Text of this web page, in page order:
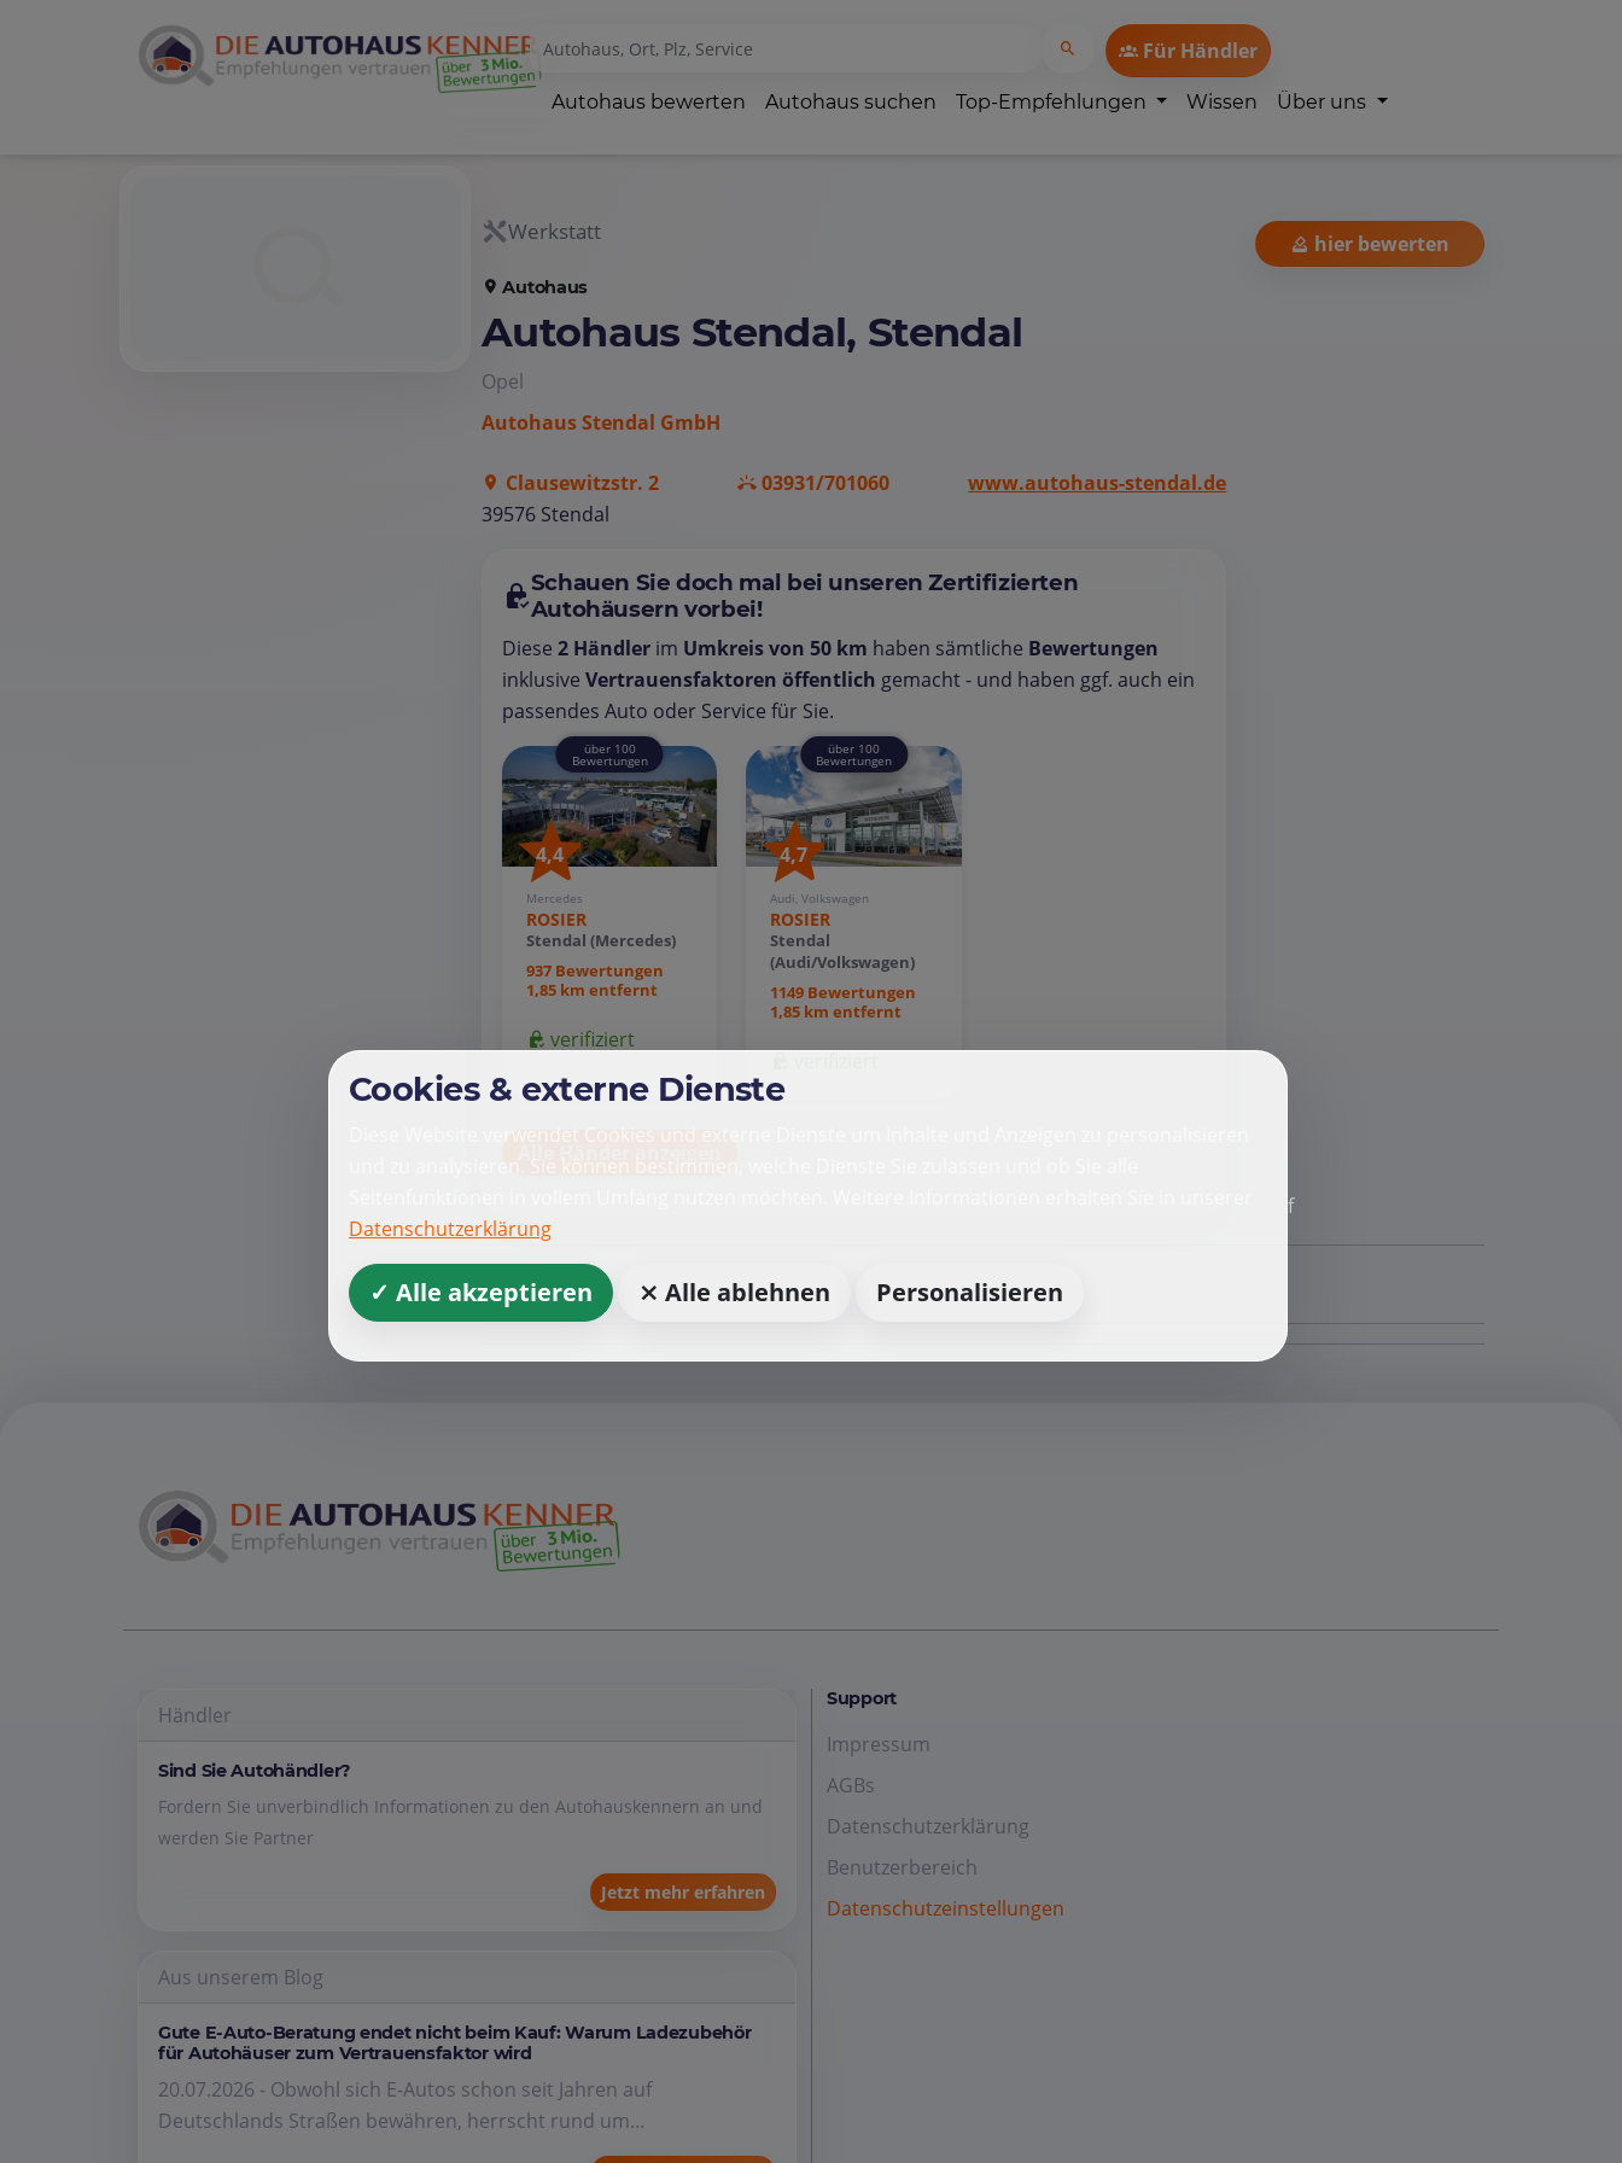
Für Händler
Autohaus bewerten Autohaus suchen Top-Empfehlungen Wissen Über uns
Werkstatt
Autohaus
Autohaus Stendal, Stendal
Opel
Autohaus Stendal GmbH
Clausewitzstr. 2
39576 Stendal
03931/701060 www.autohaus-stendal.de
Schauen Sie doch mal bei unseren Zertifizierten
Autohäusern vorbei!
Diese 2 Händler im Umkreis von 50 km haben sämtliche Bewertungen
inklusive Vertrauensfaktoren öffentlich gemacht - und haben ggf. auch ein
passendes Auto oder Service für Sie.
über 100
Bewertungen
4,4
Mercedes
ROSIER
Stendal (Mercedes)
937 Bewertungen
1,85 km entfernt
verifiziert
über 100
Bewertungen
4,7
Audi, Volkswagen
ROSIER
Stendal
(Audi/Volkswagen)
1149 Bewertungen
1,85 km entfernt
Alle Händer anzeigen
hier bewerten
Händler
Sind Sie Autohändler?
Fordern Sie unverbindlich Informationen zu den Autohauskennern an und
werden Sie Partner
Jetzt mehr erfahren
Aus unserem Blog
Gute E-Auto-Beratung endet nicht beim Kauf: Warum Ladezubehör
für Autohäuser zum Vertrauensfaktor wird
20.07.2026 - Obwohl sich E-Autos schon seit Jahren auf
Deutschlands Straßen bewähren, herrscht rund um...
Support
Impressum
AGBs
Datenschutzerklärung
Benutzerbereich
Datenschutzeinstellungen
Cookies & externe Dienste
Diese Website verwendet Cookies und externe Dienste um Inhalte und Anzeigen zu personalisieren
und zu analysieren. Sie können bestimmen, welche Dienste Sie zulassen und ob Sie alle
Datenschutzerklärung
✓ Alle akzeptieren ⨯ Alle ablehnen Personalisieren
f